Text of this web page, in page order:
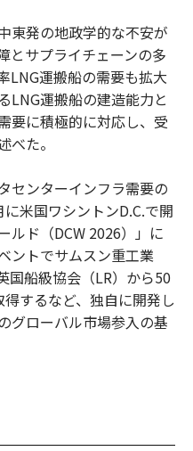
東発の地政学的な不安が
とサプライチェーンの多
LNG運搬船の需要も拡大
LNG運搬船の建造能力と
要に積極的に対応し、受
た。
センターインフラ需要の
米国ワシントンD.C.で開
ルド（DCW 2026）」に
ントでサムスン重工業
国船級協会（LR）から50
するなど、独自に開発し
グローバル市場参入の基